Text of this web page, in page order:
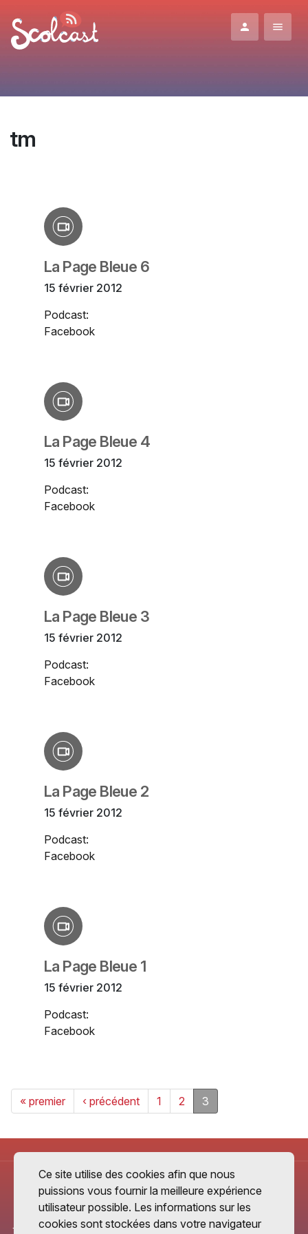
tm
La Page Bleue 6
15 février 2012
Podcast:
Facebook
La Page Bleue 4
15 février 2012
Podcast:
Facebook
La Page Bleue 3
15 février 2012
Podcast:
Facebook
La Page Bleue 2
15 février 2012
Podcast:
Facebook
La Page Bleue 1
15 février 2012
Podcast:
Facebook
« premier ‹ précédent 1 2 3
Ce site utilise des cookies afin que nous
puissions vous fournir la meilleure expérience
utilisateur possible. Les informations sur les
cookies sont stockées dans votre navigateur